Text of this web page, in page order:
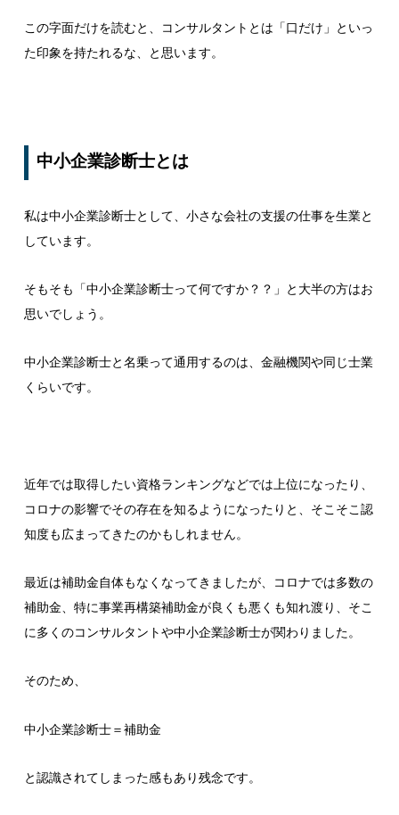
この字面だけを読むと、コンサルタントとは「口だけ」といっ
た印象を持たれるな、と思います。
中小企業診断士とは
私は中小企業診断士として、小さな会社の支援の仕事を生業と
しています。
そもそも「中小企業診断士って何ですか？？」と大半の方はお
思いでしょう。
中小企業診断士と名乗って通用するのは、金融機関や同じ士業
くらいです。
近年では取得したい資格ランキングなどでは上位になったり、
コロナの影響でその存在を知るようになったりと、そこそこ認
知度も広まってきたのかもしれません。
最近は補助金自体もなくなってきましたが、コロナでは多数の
補助金、特に事業再構築補助金が良くも悪くも知れ渡り、そこ
に多くのコンサルタントや中小企業診断士が関わりました。
そのため、
中小企業診断士＝補助金
と認識されてしまった感もあり残念です。